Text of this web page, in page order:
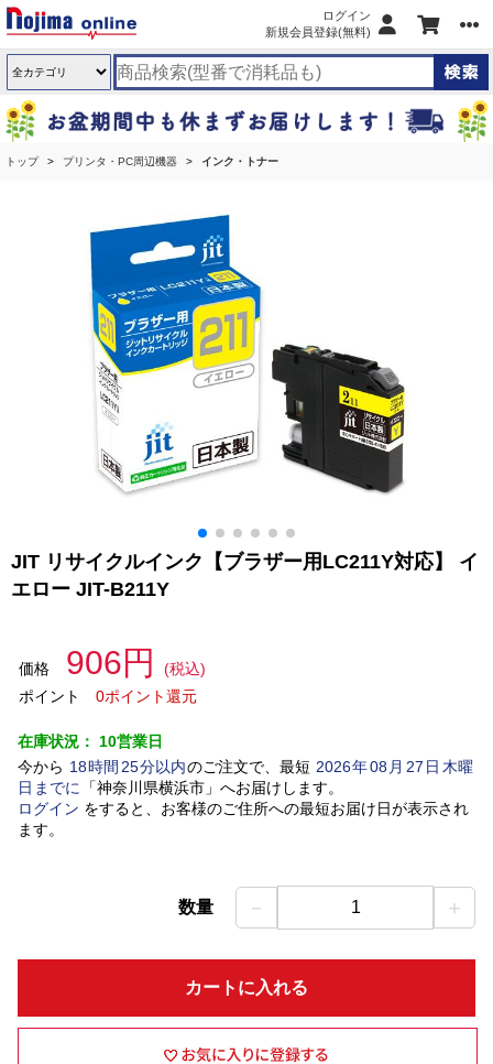
ログイン
新規会員登録(無料)
トップ プリンタ・PC周辺機器 インク・トナー
JIT リサイクルインク【ブラザー用LC211Y対応】 イ
エロー JIT-B211Y
価格 906円
(税込)
ポイント
0ポイント還元
在庫状況： 10営業日
今から 18時間 25分以内のご注文で、最短 2026年08 月 27 日木曜
日 までに 「神奈川県横浜市」 へお届けします。
ログイン をすると、お客様のご住所への最短お届け日が表示され
ます。
数量 － 1 ＋
カートに入れる